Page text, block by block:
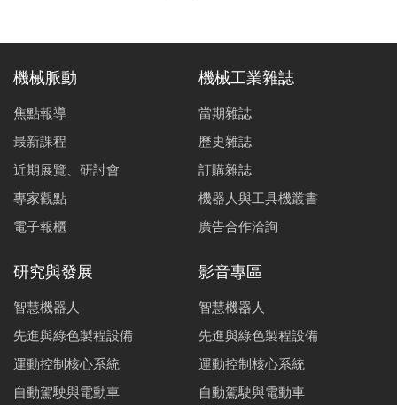
機械脈動
焦點報導
最新課程
近期展覽、研討會
專家觀點
電子報櫃
機械工業雜誌
當期雜誌
歷史雜誌
訂購雜誌
機器人與工具機叢書
廣告合作洽詢
研究與發展
智慧機器人
先進與綠色製程設備
運動控制核心系統
自動駕駛與電動車
影音專區
智慧機器人
先進與綠色製程設備
運動控制核心系統
自動駕駛與電動車